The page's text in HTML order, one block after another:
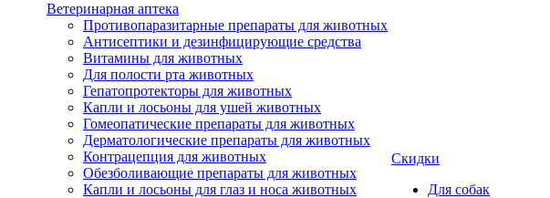
Ветеринарная аптека
Противопаразитарные препараты для животных
Антисептики и дезинфицирующие средства
Витамины для животных
Для полости рта животных
Гепатопротекторы для животных
Капли и лосьоны для ушей животных
Гомеопатические препараты для животных
Дерматологические препараты для животных
Контрацепция для животных
Обезболивающие препараты для животных
Капли и лосьоны для глаз и носа животных
Скидки
Для собак